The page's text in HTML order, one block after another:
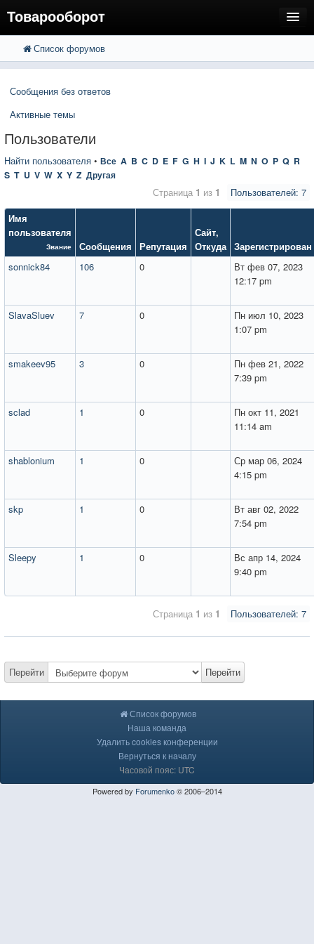
Товарооборот
FAQ
Вход
Расширенный поиск
Список форумов
Сообщения без ответов
Активные темы
Пользователи
Найти пользователя • Все A B C D E F G H I J K L M N O P Q R
S T U V W X Y Z Другая
Пользователей: 7
Страница 1 из 1
Имя
пользователя
Звание Сообщения Репутация
Сайт,
Откуда Зарегистрирован
sonnick84
106 0
Вт фев 07, 2023
12:17 pm
SlavaSluev 7 0
Пн июл 10, 2023
1:07 pm
smakeev95 3 0
Пн фев 21, 2022
7:39 pm
sclad 1 0
Пн окт 11, 2021
11:14 am
shablonium 1 0
Ср мар 06, 2024
4:15 pm
skp 1 0
Вт авг 02, 2022
7:54 pm
Sleepy 1 0
Вс апр 14, 2024
9:40 pm
Пользователей: 7
Страница 1 из 1
Перейти Перейти
Список форумов
Наша команда
Удалить cookies конференции
Вернуться к началу
Часовой пояс: UTC
Powered by Forumenko© 2006–2014